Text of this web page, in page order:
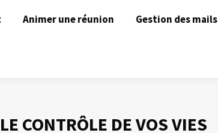
Animer une réunion Gestion des mails
CONTRÔLE DE VOS VIES